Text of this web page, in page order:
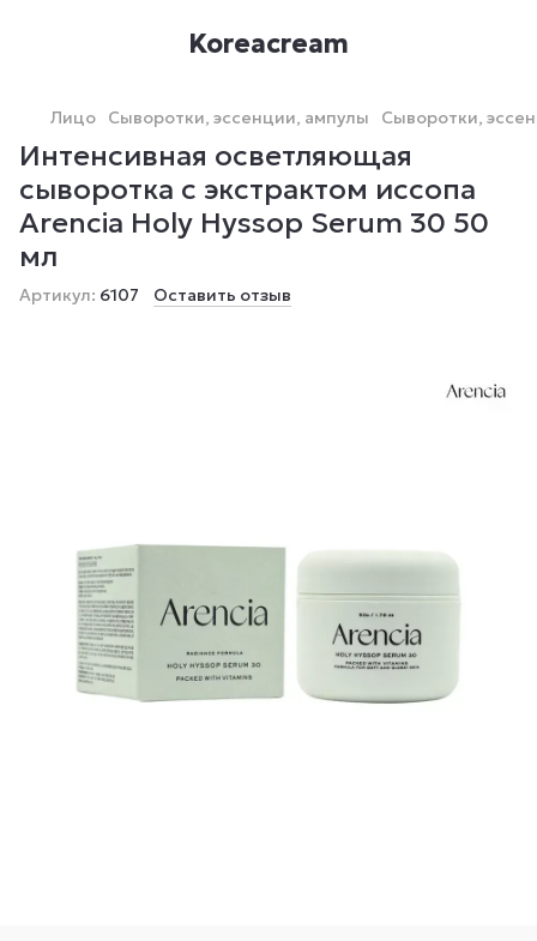
Koreacream
Лицо Сыворотки, эссенции, ампулы Сыворотки,
Интенсивная осветляющая
сыворотка с экстрактом иссопа
Arencia Holy Hyssop Serum 30 50
мл
Артикул: 6107 Оставить отзыв